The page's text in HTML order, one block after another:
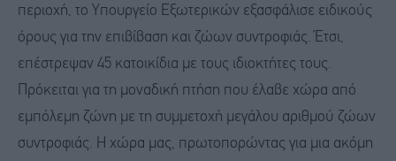
περιοχή, το Υπουργείο Εξωτερικών εξασφάλισε ειδικούς
όρους για την επιβίβαση και ζώων συντροφιάς. Έτσι,
επέστρεψαν 45 κατοικίδια με τους ιδιοκτήτες τους.
Πρόκειται για τη μοναδική πτήση που έλαβε χώρα από
εμπόλεμη ζώνη με τη συμμετοχή μεγάλου αριθμού ζώων
συντροφιάς. Η χώρα μας, πρωτοπορώντας για μια ακόμη